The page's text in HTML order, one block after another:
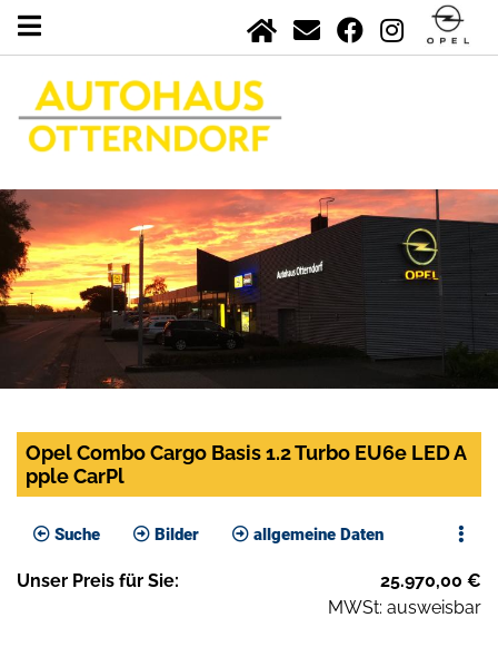
Opel Combo Cargo Basis 1.2 Turbo EU6e LED A
pple CarPl
Suche Bilder allgemeine Daten
Unser Preis für Sie: 25.970,00 €
MWSt: ausweisbar